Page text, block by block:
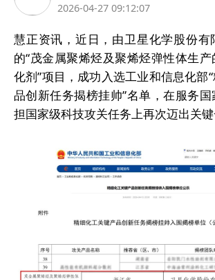
2026-04-27 09:12:07
慧正资讯，近日，由卫星化学股份有
的“茂金属聚烯烃及聚烯烃弹性体生
化剂”项目，成功入选工业和信息化部
品创新任务揭榜挂帅”名单，在服务
担国家级科技攻关任务上再次迈出关键